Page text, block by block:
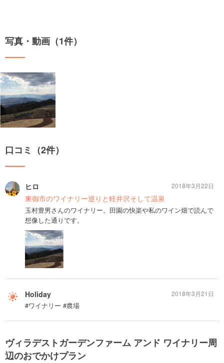
写真・動画（1件）
口コミ（2件）
ヒロ
東御市のワイナリー巡りと軽井沢そして温泉
玉村豊男さんのワイナリー。田園の快楽や私のワイン畑で読んで
想像した通りです。
2018年3月22日
Holiday
#ワイナリー #農場
2018年3月21日
ヴィラデストガーデンファーム アンド ワイナリー周
辺のおでかけプラン